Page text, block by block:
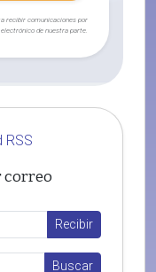
recibir comunicaciones por
de nuestra parte.
RSS
correo